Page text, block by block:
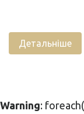
Детальніше
Warning: